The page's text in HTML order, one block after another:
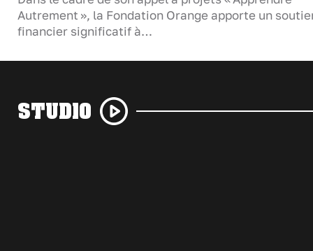
Autrement », la Fondation Orange apporte un
financier significatif à…
STUDIO